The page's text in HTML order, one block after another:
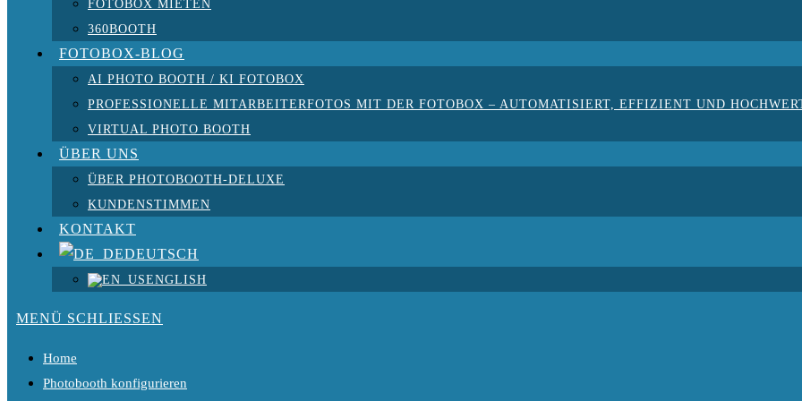
FOTOBOX MIETEN
360BOOTH
FOTOBOX-BLOG
AI PHOTO BOOTH / KI FOTOBOX
PROFESSIONELLE MITARBEITERFOTOS MIT DER FOTOBOX – AUTOMATISIERT, EFFIZIENT UND
VIRTUAL PHOTO BOOTH
ÜBER UNS
ÜBER PHOTOBOOTH-DELUXE
KUNDENSTIMMEN
KONTAKT
DEUTSCH
ENGLISH
MENÜ SCHLIESSEN
Home
Photobooth konfigurieren